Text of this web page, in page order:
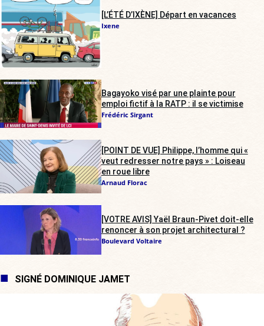
[L’ÉTÉ D’IXÈNE] Départ en vacances
Ixene
Bagayoko visé par une plainte pour
emploi fictif à la RATP : il se victimise
Frédéric Sirgant
[POINT DE VUE] Philippe, l’homme qui «
veut redresser notre pays » : Loiseau
en roue libre
Arnaud Florac
[VOTRE AVIS] Yaël Braun-Pivet doit-elle
renoncer à son projet architectural ?
Boulevard Voltaire
SIGNÉ DOMINIQUE JAMET